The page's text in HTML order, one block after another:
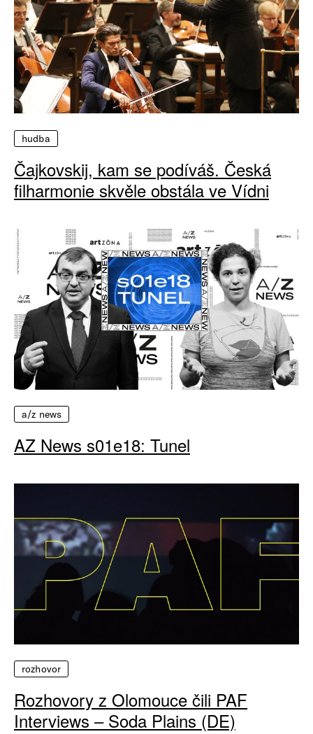
hudba
Čajkovskij, kam se podíváš. Česká
filharmonie skvěle obstála ve Vídni
a/z news
AZ News s01e18: Tunel
rozhovor
Rozhovory z Olomouce čili PAF
Interviews – Soda Plains (DE)